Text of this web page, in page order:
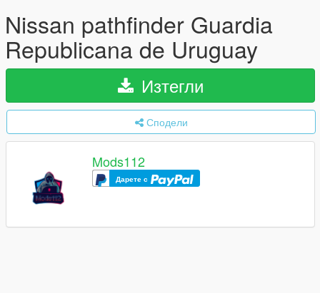
Nissan pathfinder Guardia
Republicana de Uruguay
Изтегли
Сподели
Mods112
Дарете с